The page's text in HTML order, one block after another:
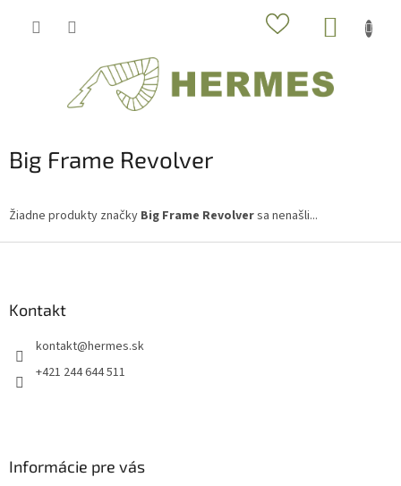
Big Frame Revolver
Žiadne produkty značky Big Frame Revolversa nenašli...
Kontakt
kontakt@hermes.sk
+421 244 644 511
Informácie pre vás